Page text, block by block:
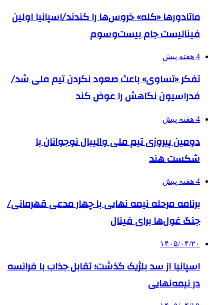
ماتادورها «کله» خروس‌ها را کندند/اسپانیا اولین
فینالیست جام بیست‌وسوم
4 هفته پیش
تفکر «تساوی» باعث صعود نکردن تیم ملی شد/
فدراسیون نگاهش را عوض کند
4 هفته پیش
دومین پیروزی تیم ملی والیبال نوجوانان با
شکست هند
4 هفته پیش
برنامه مرحله نیمه نهایی با چهار مدعی قهرمانی/
جنگ غول‌ها برای فینال
۱۴۰۵/۰۴/۲۰
اسپانیا از سد بلژیک گذشت؛ تقابل جذاب با فرانسه
در نیمه‌نهایی